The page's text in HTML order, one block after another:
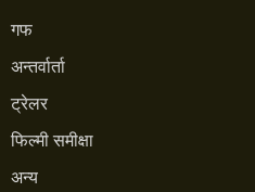
गफ
अन्तर्वार्ता
ट्रेलर
फिल्मी समीक्षा
अन्य